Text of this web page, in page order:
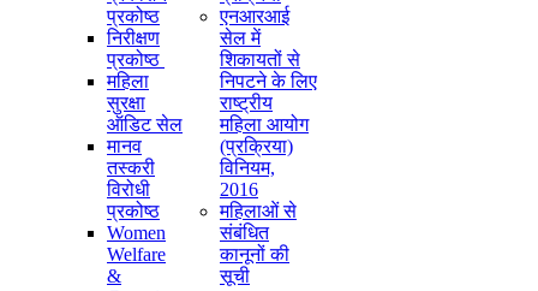
प्रकोष्ठ
निरीक्षण
प्रकोष्ठ
महिला
सुरक्षा
ऑडिट सेल
मानव
तस्करी
विरोधी
प्रकोष्ठ
Women
Welfare
&
एनआरआई
सेल में
शिकायतों से
निपटने के लिए
राष्ट्रीय
महिला आयोग
(प्रक्रिया)
विनियम,
2016
महिलाओं से
संबंधित
कानूनों की
सूची